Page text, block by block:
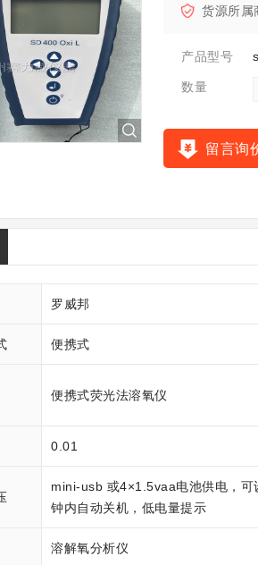
货源所属
产品型号
数量
留言询
罗威邦
便携式
便携式荧光法溶氧仪
0.01
mini-usb 或4×1.5vaa电池供电，可
钟内自动关机，低电量提示
溶解氧分析仪